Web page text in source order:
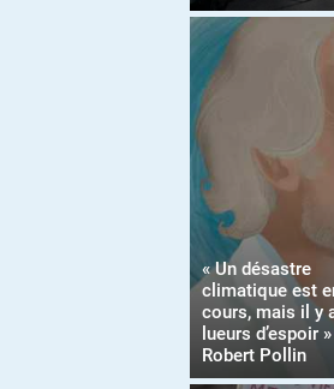
« Un désastre
climatique est
cours, mais il y
lueurs d’espoir
Robert Pollin